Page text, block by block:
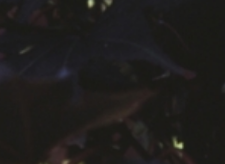
보도자료